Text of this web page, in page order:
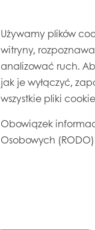
Używamy plików
witryny,
analizować ruch.
jak je wyłączyć,
wszystkie pliki
Obowiązek
Osobowych (RODO)